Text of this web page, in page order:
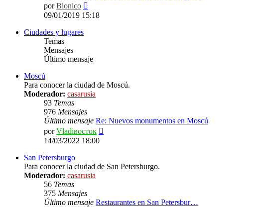
porBionico
último
09/01/2019 15:18
Ciudades y lugares
Temas
Mensajes
Último mensaje
Moscú
Para conocer la ciudad de Moscú.
Moderador: casarusia
93 Temas
976 Mensajes
Último mensaje Re: Nuevos monumentos en Moscú
porVladiвосток
14/03/2022 18:00
San Petersburgo
Para conocer la ciudad de San Petersburgo.
Moderador: casarusia
56 Temas
375 Mensajes
Último mensaje Restaurantes en San Petersbur…